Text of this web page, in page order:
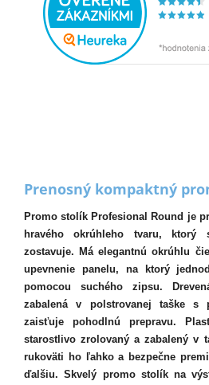
Prenosný kompaktný
Promo stolík Profesional Round je
hravého okrúhleho tvaru, ktorý
zostavuje. Má elegantnú okrúhlu
upevnenie panelu, na ktorý
pomocou suchého zipsu.
zabalená v polstrovanej taške s
zaisťuje pohodlnú prepravu.
starostlivo zrolovaný a zabalený v
rukoväti ho ľahko a bezpečne
ďalšiu. Skvelý promo stolík na